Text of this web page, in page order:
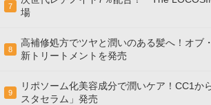
7
場
8
高補修処方でツヤと潤いのある髪へ！オブ
新トリートメントを発売
9
リポソーム化美容成分で潤いケア！CC1か
スタセラム」発売